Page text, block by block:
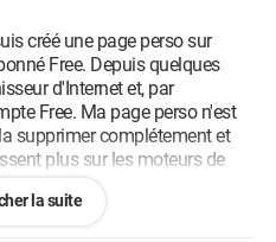
créé une page perso sur
Free. Depuis quelques
d'Internet et, par
Free. Ma page perso n'est
supprimer complétement et
plus sur les moteurs de
cela est impossible car,
plus de compte Free.
la suite